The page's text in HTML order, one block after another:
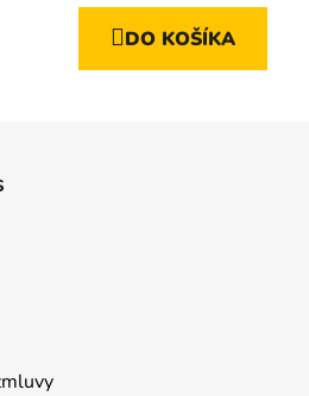
je
5,0
DO KOŠÍKA